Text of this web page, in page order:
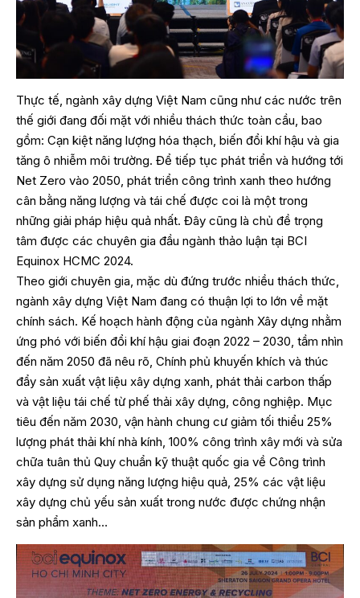
Thực tế, ngành xây dựng Việt Nam cũng như các nước trên
thế giới đang đối mặt với nhiều thách thức toàn cầu, bao
gồm: Cạn kiệt năng lượng hóa thạch, biến đổi khí hậu và gia
tăng ô nhiễm môi trường. Để tiếp tục phát triển và hướng tới
Net Zero vào 2050, phát triển công trình xanh theo hướng
cân bằng năng lượng và tái chế được coi là một trong
những giải pháp hiệu quả nhất. Đây cũng là chủ đề trọng
tâm được các chuyên gia đầu ngành thảo luận tại BCI
Equinox HCMC 2024.
Theo giới chuyên gia, mặc dù đứng trước nhiều thách thức,
ngành xây dựng Việt Nam đang có thuận lợi to lớn về mặt
chính sách. Kế hoạch hành động của ngành Xây dựng nhằm
ứng phó với biến đổi khí hậu giai đoạn 2022 – 2030, tầm nhìn
đến năm 2050 đã nêu rõ, Chính phủ khuyến khích và thúc
đẩy sản xuất vật liệu xây dựng xanh, phát thải carbon thấp
và vật liệu tái chế từ phế thải xây dựng, công nghiệp. Mục
tiêu đến năm 2030, vận hành chung cư giảm tối thiểu 25%
lượng phát thải khí nhà kính, 100% công trình xây mới và sửa
chữa tuân thủ Quy chuẩn kỹ thuật quốc gia về Công trình
xây dựng sử dụng năng lượng hiệu quả, 25% các vật liệu
xây dựng chủ yếu sản xuất trong nước được chứng nhận
sản phẩm xanh…